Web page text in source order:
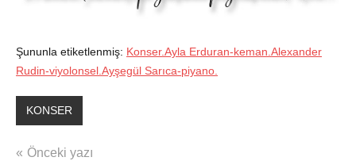
Şununla etiketlenmiş: Konser.Ayla Erduran-keman.Alexander
Rudin-viyolonsel.Ayşegül Sarıca-piyano.
KONSER
Yazı
Önceki yazı